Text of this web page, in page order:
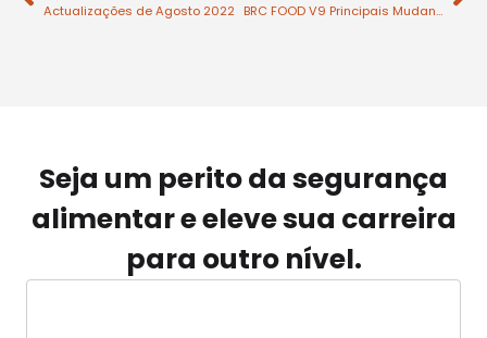
Actualizações de Agosto 2022 BRC FOOD V9 Principais Mudanças
Seja um perito da segurança
alimentar e eleve sua carreira
para outro nível.